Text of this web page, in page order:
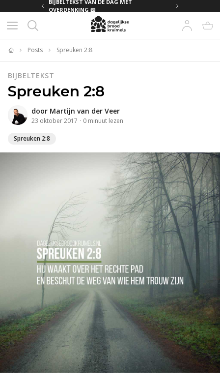
BIJBELTEKST VAN DE DAG MET
OVERDENKING 📖
Home
Posts Spreuken 2:8
BIJBELTEKST
Spreuken 2:8
door Martijn van der Veer
23 oktober 2017 · 0 minuut lezen
Spreuken 2:8